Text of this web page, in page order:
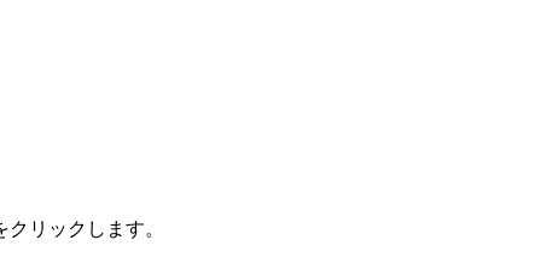
クリックします。